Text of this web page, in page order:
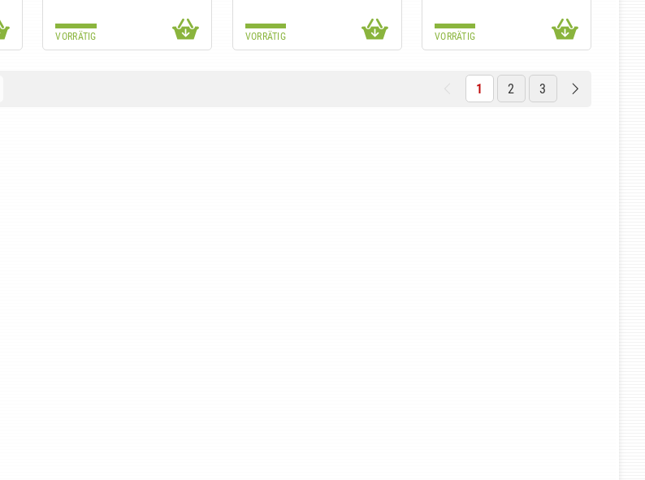
VORRÄTIG VORRÄTIG VORRÄTIG
1 2 3